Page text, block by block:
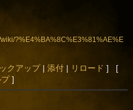
wiki/?%E4%BA%8C%E3%81%AE%E
クアップ| 添付| リロード ] [
]